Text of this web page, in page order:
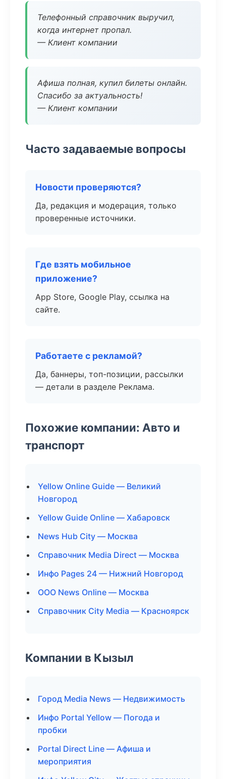
Телефонный справочник выручил,
когда интернет пропал.
— Клиент компании
Афиша полная, купил билеты онлайн.
Спасибо за актуальность!
— Клиент компании
Часто задаваемые вопросы
Новости проверяются?
Да, редакция и модерация, только
проверенные источники.
Где взять мобильное
приложение?
App Store, Google Play, ссылка на
сайте.
Работаете с рекламой?
Да, баннеры, топ-позиции, рассылки
— детали в разделе Реклама.
Похожие компании: Авто и
транспорт
Yellow Online Guide — Великий
Новгород
Yellow Guide Online — Хабаровск
News Hub City — Москва
Справочник Media Direct — Москва
Инфо Pages 24 — Нижний Новгород
ООО News Online — Москва
Справочник City Media — Красноярск
Компании в Кызыл
Город Media News — Недвижимость
Инфо Portal Yellow — Погода и
пробки
Portal Direct Line — Афиша и
мероприятия